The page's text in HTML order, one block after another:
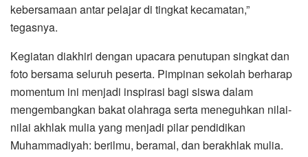
kebersamaan antar pelajar di tingkat kecamatan,”
tegasnya.
Kegiatan diakhiri dengan upacara penutupan singkat dan
foto bersama seluruh peserta. Pimpinan sekolah berharap
momentum ini menjadi inspirasi bagi siswa dalam
mengembangkan bakat olahraga serta meneguhkan nilai-
nilai akhlak mulia yang menjadi pilar pendidikan
Muhammadiyah: berilmu, beramal, dan berakhlak mulia.